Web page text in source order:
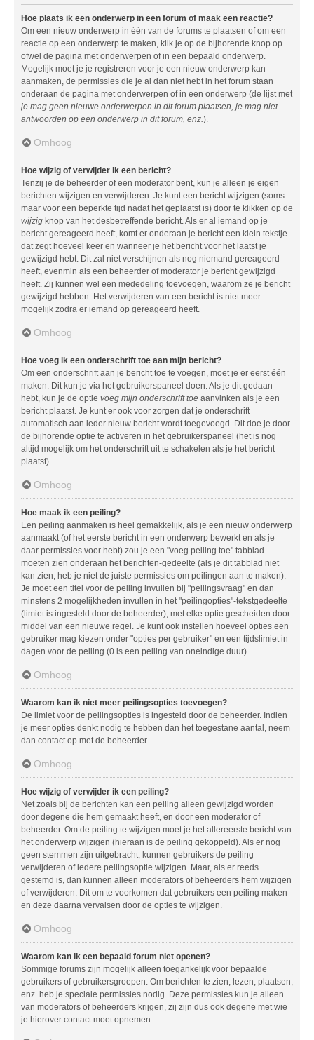
Hoe plaats ik een onderwerp in een forum of maak een reactie?
Om een nieuw onderwerp in één van de forums te plaatsen of om een
reactie op een onderwerp te maken, klik je op de bijhorende knop op
ofwel de pagina met onderwerpen of in een bepaald onderwerp.
Mogelijk moet je je registreren voor je een nieuw onderwerp kan
aanmaken, de permissies die je al dan niet hebt in het forum staan
onderaan de pagina met onderwerpen of in een onderwerp (de lijst met
je mag geen nieuwe onderwerpen in dit forum plaatsen, je mag niet
antwoorden op een onderwerp in dit forum, enz.).
Omhoog
Hoe wijzig of verwijder ik een bericht?
Tenzij je de beheerder of een moderator bent, kun je alleen je eigen
berichten wijzigen en verwijderen. Je kunt een bericht wijzigen (soms
maar voor een beperkte tijd nadat het geplaatst is) door te klikken op de
wijzig knop van het desbetreffende bericht. Als er al iemand op je
bericht gereageerd heeft, komt er onderaan je bericht een klein tekstje
dat zegt hoeveel keer en wanneer je het bericht voor het laatst je
gewijzigd hebt. Dit zal niet verschijnen als nog niemand gereageerd
heeft, evenmin als een beheerder of moderator je bericht gewijzigd
heeft. Zij kunnen wel een mededeling toevoegen, waarom ze je bericht
gewijzigd hebben. Het verwijderen van een bericht is niet meer
mogelijk zodra er iemand op gereageerd heeft.
Omhoog
Hoe voeg ik een onderschrift toe aan mijn bericht?
Om een onderschrift aan je bericht toe te voegen, moet je er eerst één
maken. Dit kun je via het gebruikerspaneel doen. Als je dit gedaan
hebt, kun je de optie voeg mijn onderschrift toe aanvinken als je een
bericht plaatst. Je kunt er ook voor zorgen dat je onderschrift
automatisch aan ieder nieuw bericht wordt toegevoegd. Dit doe je door
de bijhorende optie te activeren in het gebruikerspaneel (het is nog
altijd mogelijk om het onderschrift uit te schakelen als je het bericht
plaatst).
Omhoog
Hoe maak ik een peiling?
Een peiling aanmaken is heel gemakkelijk, als je een nieuw onderwerp
aanmaakt (of het eerste bericht in een onderwerp bewerkt en als je
daar permissies voor hebt) zou je een "voeg peiling toe" tabblad
moeten zien onderaan het berichten-gedeelte (als je dit tabblad niet
kan zien, heb je niet de juiste permissies om peilingen aan te maken).
Je moet een titel voor de peiling invullen bij "peilingsvraag" en dan
minstens 2 mogelijkheden invullen in het "peilingopties"-tekstgedeelte
(limiet is ingesteld door de beheerder), met elke optie gescheiden door
middel van een nieuwe regel. Je kunt ook instellen hoeveel opties een
gebruiker mag kiezen onder "opties per gebruiker" en een tijdslimiet in
dagen voor de peiling (0 is een peiling van oneindige duur).
Omhoog
Waarom kan ik niet meer peilingsopties toevoegen?
De limiet voor de peilingsopties is ingesteld door de beheerder. Indien
je meer opties denkt nodig te hebben dan het toegestane aantal, neem
dan contact op met de beheerder.
Omhoog
Hoe wijzig of verwijder ik een peiling?
Net zoals bij de berichten kan een peiling alleen gewijzigd worden
door degene die hem gemaakt heeft, en door een moderator of
beheerder. Om de peiling te wijzigen moet je het allereerste bericht van
het onderwerp wijzigen (hieraan is de peiling gekoppeld). Als er nog
geen stemmen zijn uitgebracht, kunnen gebruikers de peiling
verwijderen of iedere peilingsoptie wijzigen. Maar, als er reeds
gestemd is, dan kunnen alleen moderators of beheerders hem wijzigen
of verwijderen. Dit om te voorkomen dat gebruikers een peiling maken
en deze daarna vervalsen door de opties te wijzigen.
Omhoog
Waarom kan ik een bepaald forum niet openen?
Sommige forums zijn mogelijk alleen toegankelijk voor bepaalde
gebruikers of gebruikersgroepen. Om berichten te zien, lezen, plaatsen,
enz. heb je speciale permissies nodig. Deze permissies kun je alleen
van moderators of beheerders krijgen, zij zijn dus ook degene met wie
je hierover contact moet opnemen.